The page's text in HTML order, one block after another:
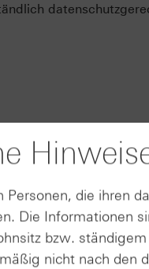
Diese
Personen, die ihren
Die Informationen
bzw.
nicht nach den